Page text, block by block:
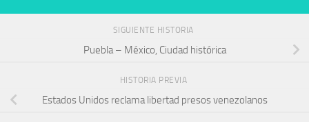
SIGUIENTE HISTORIA
Puebla – México, Ciudad histórica
HISTORIA PREVIA
Estados Unidos reclama libertad presos venezolanos